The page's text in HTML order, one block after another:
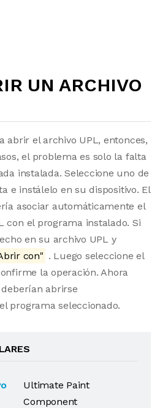
UN ARCHIVO
abrir el archivo UPL, entonces,
el problema es solo la falta
instalada. Seleccione uno de
e instálelo en su dispositivo. El
asociar automáticamente el
con el programa instalado. Si
en su archivo UPL y
con" . Luego seleccione el
la operación. Ahora
abrirse
programa seleccionado.
Ultimate Paint
Component